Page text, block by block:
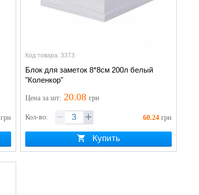
грн
Код товара: 3373
Блок для заметок 8*8см 200л белый
"Коленкор"
Ценаза шт: 20.08 грн
Кол-во: 60.24 грн
Купить